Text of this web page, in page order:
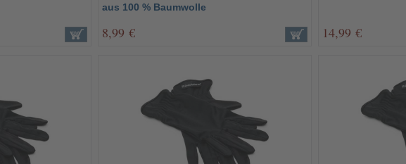
aus 100 % Baumwolle
8,99 € 14,99 €